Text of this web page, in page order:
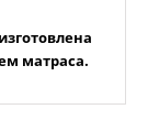
матраса.